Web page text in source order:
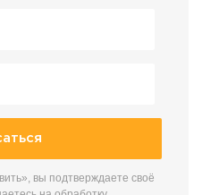
вы подтверждаете своё